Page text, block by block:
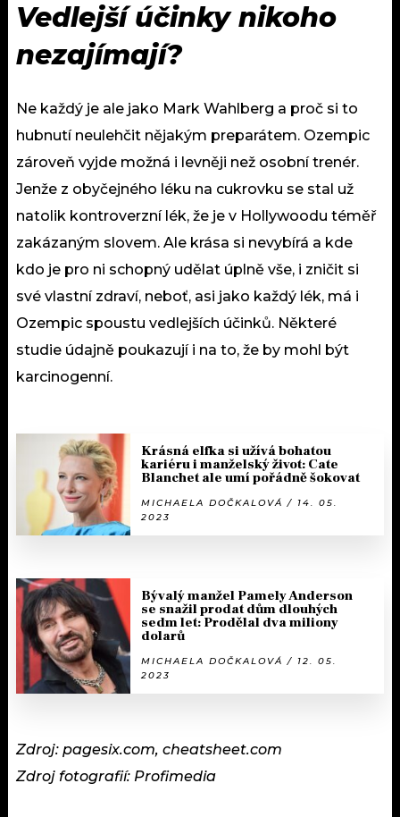
Vedlejší účinky nikoho
nezajímají?
Ne každý je ale jako Mark Wahlberg a proč si to
hubnutí neulehčit nějakým preparátem. Ozempic
zároveň vyjde možná i levněji než osobní trenér.
Jenže z obyčejného léku na cukrovku se stal už
natolik kontroverzní lék, že je v Hollywoodu téměř
zakázaným slovem. Ale krása si nevybírá a kde
kdo je pro ni schopný udělat úplně vše, i zničit si
své vlastní zdraví, neboť, asi jako každý lék, má i
Ozempic spoustu vedlejších účinků. Některé
studie údajně poukazují i na to, že by mohl být
karcinogenní.
Krásná elfka si užívá bohatou
kariéru i manželský život: Cate
Blanchet ale umí pořádně šokovat
MICHAELA DOČKALOVÁ / 14. 05.
2023
Bývalý manžel Pamely Anderson
se snažil prodat dům dlouhých
sedm let: Prodělal dva miliony
dolarů
MICHAELA DOČKALOVÁ / 12. 05.
2023
Zdroj: pagesix.com, cheatsheet.com
Zdroj fotografií: Profimedia